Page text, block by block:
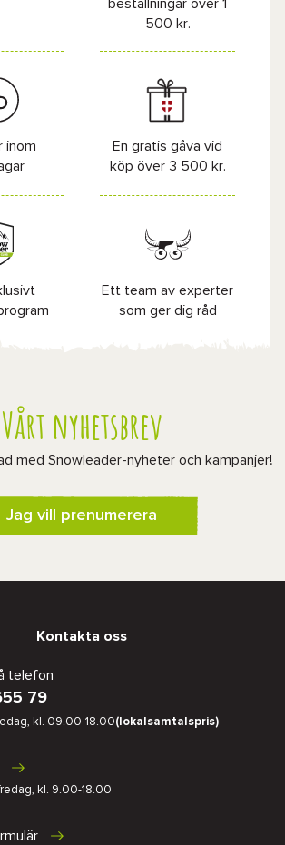
beställningar över 1
500 kr.
inom
En gratis gåva vid
köp över 3 500 kr.
Ett team av experter
som ger dig råd
Vårt nyhetsbrev
med Snowleader-nyheter och kampanjer!
Jag vill prenumerera
Kontakta oss
telefon
79
kl. 09.00-18.00(lokalsamtalspris)
kl. 9.00-18.00